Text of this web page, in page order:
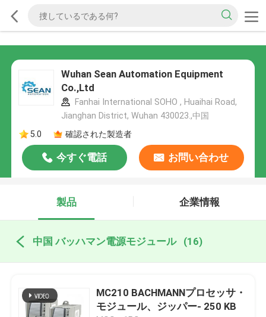
Wuhan Sean Automation Equipment
Co.,Ltd
Fanhai International SOHO , Huaihai Road,
Jianghan District, Wuhan 430023.,中国
5.0
確認された製造者
今すぐ電話 お問い合わせ
製品 企業情報
中国 バッハマン電源モジュール (16)
MC210 BACHMANNプロセッサ・
モジュール、ジッパー- 250 KB